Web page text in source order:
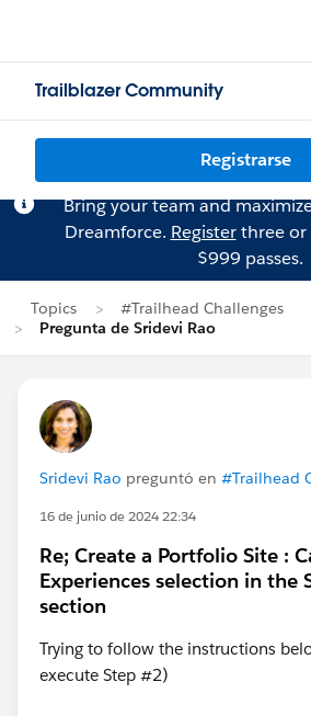
Trailblazer Community
Registrarse
Bring your team and
Dreamforce. Registerthree or
$999 passes.
Topics
#Trailhead Challenges
Pregunta de Sridevi Rao
Sridevi Rao preguntó en #Trailhead
16 de junio de 2024 22:34
Re; Create a Portfolio Site :
Experiences selection in the
section
Trying to follow the instructions
execute Step #2)